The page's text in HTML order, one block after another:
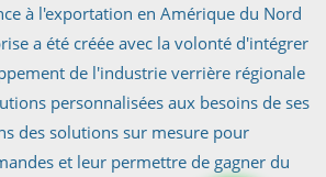
à l'exportation en Amérique du Nord
a été créée avec la volonté d'intégrer
de l'industrie verrière régionale
personnalisées aux besoins de ses
des solutions sur mesure pour
et leur permettre de gagner du